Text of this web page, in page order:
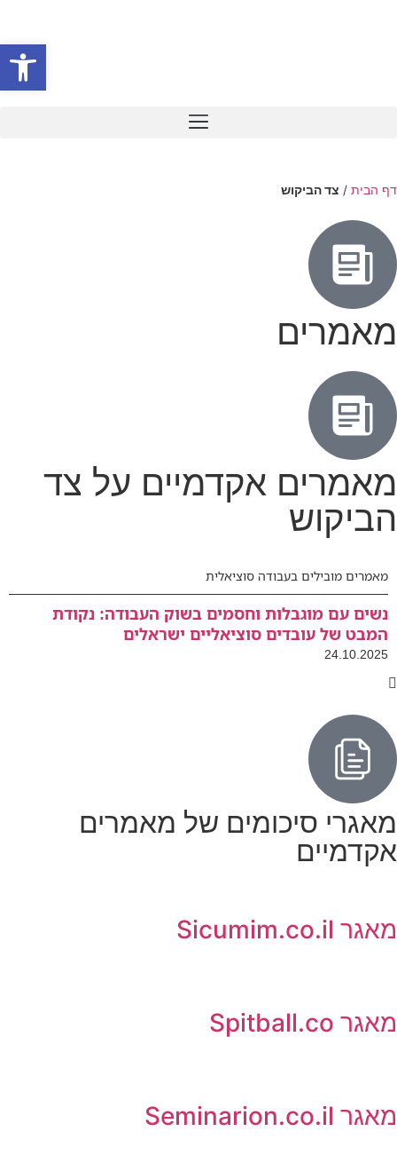
דף הבית / צד הביקוש
מאמרים
מאמרים אקדמיים על צד
הביקוש
מאמרים מובילים בעבודה סוציאלית
נשים עם מוגבלות וחסמים בשוק העבודה: נקודת
המבט של עובדים סוציאליים ישראלים
24.10.2025
מאגרי סיכומים של מאמרים
אקדמיים
מאגר Sicumim.co.il
מאגר Spitball.co
מאגר Seminarion.co.il
פתח